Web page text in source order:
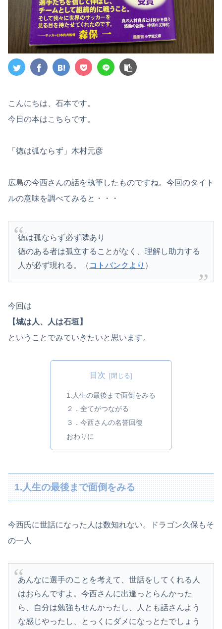
こんにちは、石本です。
今日の本はこちらです。
「徳は弧ならず」木村元彦
広島の今西さんの話を執筆したものですね。今回のタイト
ルの意味を調べてみると・・・
徳は孤ならず必ず隣あり
徳のある者は孤立することがなく、理解し助力する
人が必ず現れる。（ コトバンクより ）
今回は
【城は人、人は石垣】
ということでみていきたいと思います。
目次
1.人生の最後まで面倒をみる
２．全てがつながる
３．今西さんの名誉回復
おわりに
1.人生の最後まで面倒をみる
今西氏に世話になった人は数知れない。ドラゴン久保もそ
の一人
あんなに選手のことを考えて、世話をしてくれる人
はおらんですよ。今西さんに出逢っとらんかった
ら、自分は勉強もせんかったし、人とも話さんよう
な感じやったし、とっくにダメになっとたでしょう